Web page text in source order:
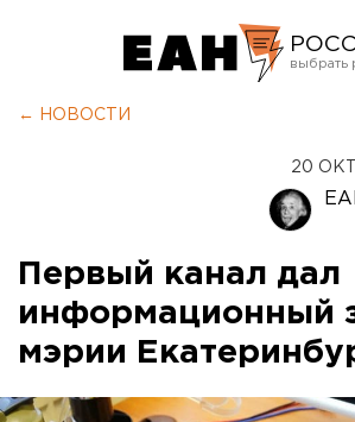
← НОВОСТИ
20
Первый канал дал
информационный
мэрии